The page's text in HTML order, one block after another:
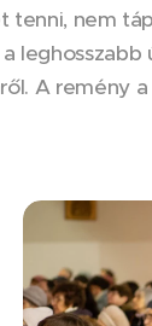
nem
A remény